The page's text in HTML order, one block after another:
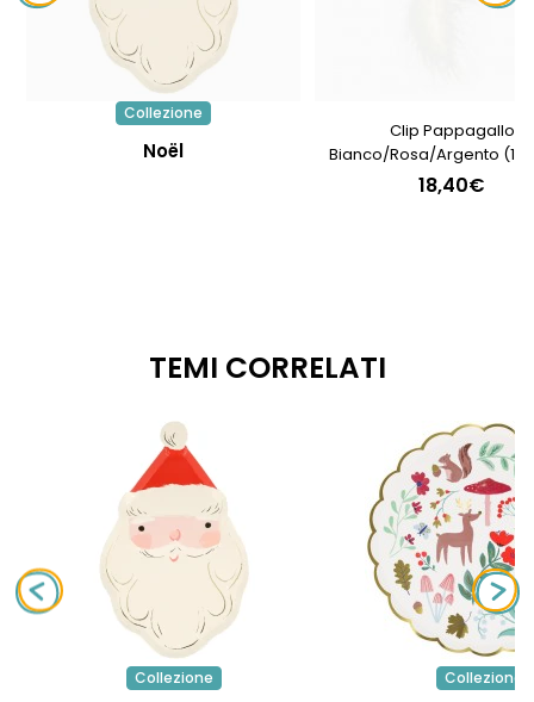
Collezione
Noël
Clip Pappagallo
Bianco/Rosa/Argento (10
Vetro
18,40€
TEMI CORRELATI
Collezione Collezione